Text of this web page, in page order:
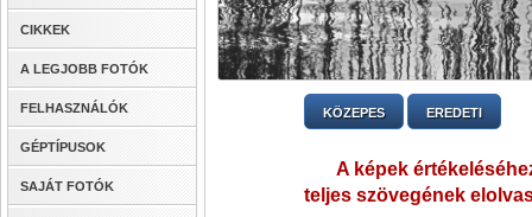
CIKKEK
A LEGJOBB FOTÓK
FELHASZNÁLÓK
GÉPTÍPUSOK
SAJÁT FOTÓK
KÖZEPES EREDETI
A képek
teljes szövegének